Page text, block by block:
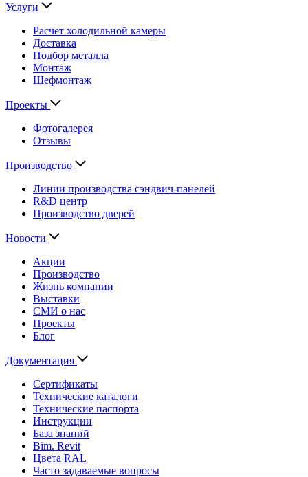
Услуги
Расчет холодильной камеры
Доставка
Подбор металла
Монтаж
Шефмонтаж
Проекты
Фотогалерея
Отзывы
Производство
Линии производства сэндвич-панелей
R&D центр
Производство дверей
Новости
Акции
Производство
Жизнь компании
Выставки
СМИ о нас
Проекты
Блог
Документация
Сертификаты
Технические каталоги
Технические паспорта
Инструкции
База знаний
Bim. Revit
Цвета RAL
Часто задаваемые вопросы